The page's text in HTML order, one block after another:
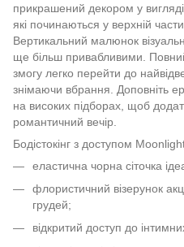
прикрашений декором у
які починаються у верхній
Вертикальний малюнок
ще більш привабливими.
змогу легко перейти до
знімаючи вбрання. Доповніть
на високих підборах, щоб
романтичний вечір.
Бодістокінг з доступом
еластична чорна сіточка
флористичний візерунок
грудей;
відкритий доступ до